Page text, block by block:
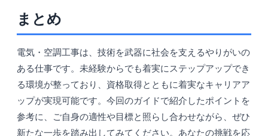
まとめ
電気・空調工事は、技術を武器に社会を支えるやりがいの
ある仕事です。未経験からでも着実にステップアップでき
る環境が整っており、資格取得とともに着実なキャリアア
ップが実現可能です。今回のガイドで紹介したポイントを
参考に、ご自身の適性や目標と照らし合わせながら、ぜひ
新たな一歩を踏み出してみてください。あなたの挑戦を応